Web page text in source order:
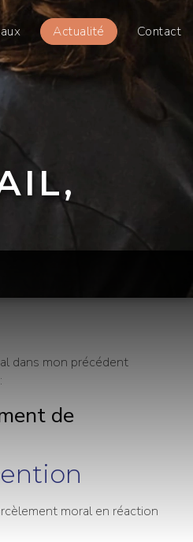
Actualité Contact
dans mon précédent
de
moral en réaction